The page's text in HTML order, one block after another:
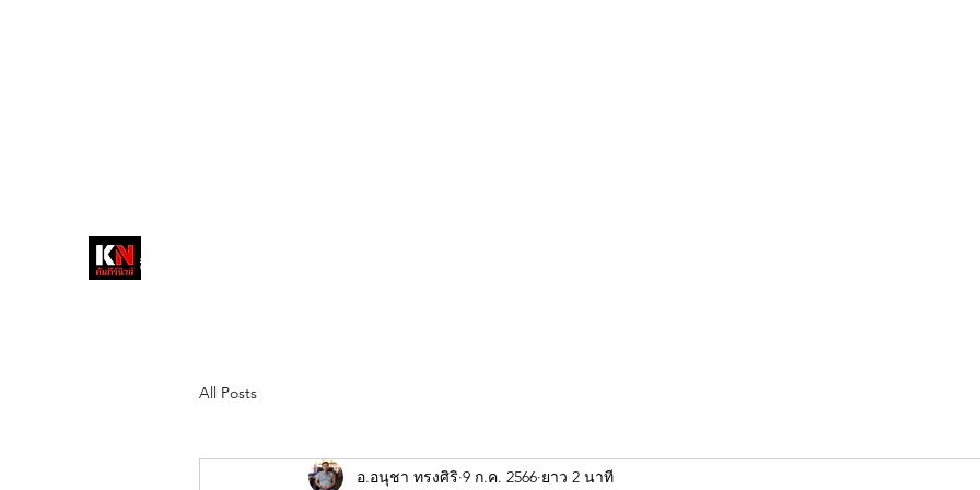
วส์
สื่อลึกวงการสงฆ์ เจาะตรงพระเครื่อง
All Posts
อ.อนุชา ทรงศิริ 9 ก.ค. 2566 ยาว 2 นาที